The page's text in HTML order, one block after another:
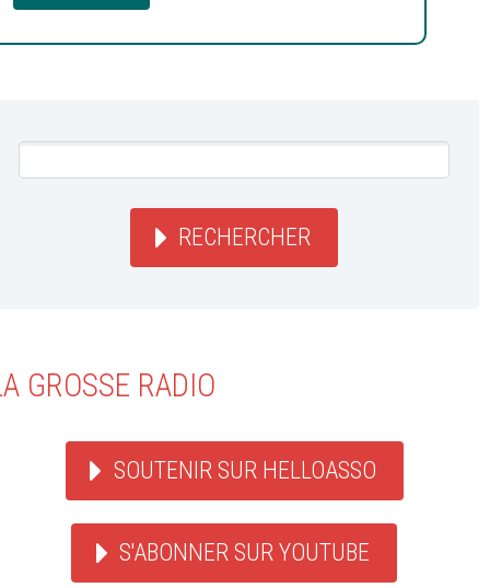
RECHERCHER
GROSSE RADIO
SOUTENIR SUR HELLOASSO
S'ABONNER SUR YOUTUBE